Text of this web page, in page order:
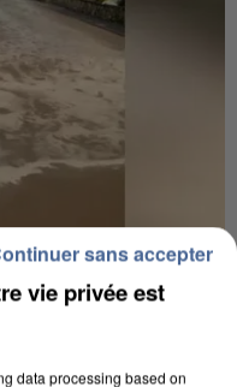
PAR UNE
SAVOIE
vie privée est
data processing based on
sans accepter